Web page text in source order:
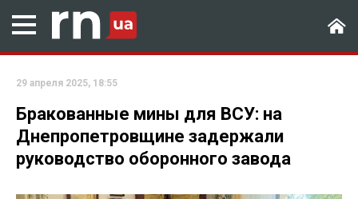
29 апреля 2025, 18:55
Бракованные мины для ВСУ: на
Днепропетровщине задержали
руководство оборонного завода